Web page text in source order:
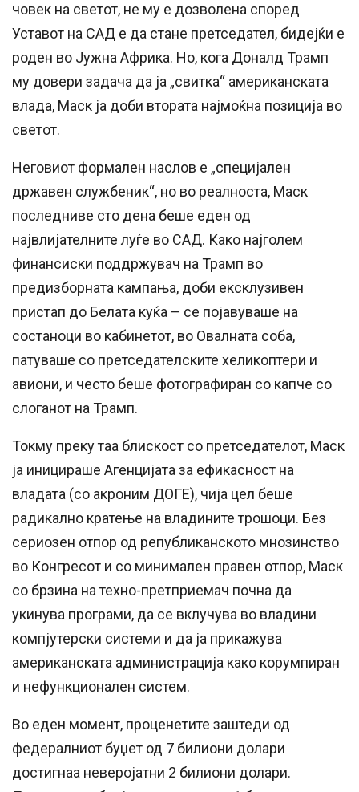
човек на светот, не му е дозволена според
Уставот на САД е да стане претседател, бидејќи е
роден во Јужна Африка. Но, кога Доналд Трамп
му довери задача да ја „свитка“ американската
влада, Маск ја доби втората најмоќна позиција во
светот.
Неговиот формален наслов е „специјален
државен службеник“, но во реалноста, Маск
последниве сто дена беше еден од
највлијателните луѓе во САД. Како најголем
финансиски поддржувач на Трамп во
предизборната кампања, доби ексклузивен
пристап до Белата куќа – се појавуваше на
состаноци во кабинетот, во Овалната соба,
патуваше со претседателските хеликоптери и
авиони, и често беше фотографиран со капче со
слоганот на Трамп.
Токму преку таа блискост со претседателот, Маск
ја иницираше Агенцијата за ефикасност на
владата (со акроним ДОГЕ), чија цел беше
радикално кратење на владините трошоци. Без
сериозен отпор од републиканското мнозинство
во Конгресот и со минимален правен отпор, Маск
со брзина на техно-претприемач почна да
укинува програми, да се вклучува во владини
компјутерски системи и да ја прикажува
американската администрација како корумпиран
и нефункционален систем.
Во еден момент, проценетите заштеди од
федералниот буџет од 7 билиони долари
достигнаа неверојатни 2 билиони долари.